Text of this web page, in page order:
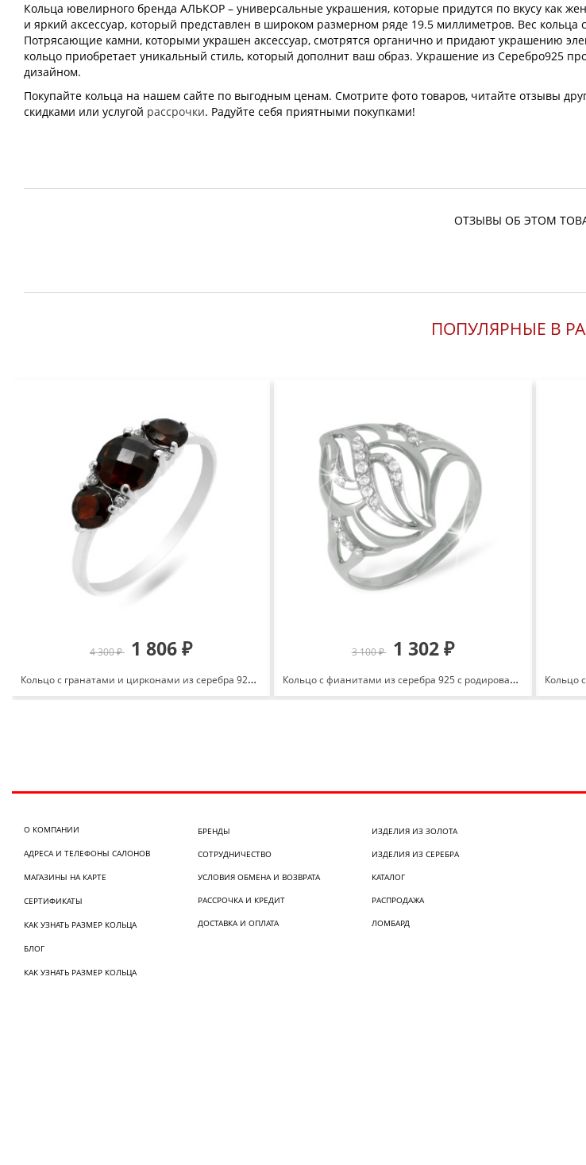
Кольца ювелирного бренда АЛЬКОР – универсальные украшения, которые придутся по вкусу как
и яркий аксессуар, который представлен в широком размерном ряде 19.5 миллиметров. Вес кольца
Потрясающие камни, которыми украшен аксессуар, смотрятся органично и придают украшению
кольцо приобретает уникальный стиль, который дополнит ваш образ. Украшение из Серебро925
дизайном.
Покупайте кольца на нашем сайте по выгодным ценам. Смотрите фото товаров, читайте отзывы
скидками или услугой рассрочки. Радуйте себя приятными покупками!
ОТЗЫВЫ ОБ ЭТОМ
ПОПУЛЯРНЫЕ В
4 300 ₽ 1 806 ₽
Кольцо с гранатами и цирконами из серебра 925 с родированием 649651
3 100 ₽ 1 302 ₽
Кольцо с фианитами из серебра 925 с родированием 1010010104-1
О КОМПАНИИ
АДРЕСА И ТЕЛЕФОНЫ САЛОНОВ
МАГАЗИНЫ НА КАРТЕ
СЕРТИФИКАТЫ
КАК УЗНАТЬ РАЗМЕР КОЛЬЦА
БЛОГ
КАК УЗНАТЬ РАЗМЕР КОЛЬЦА
БРЕНДЫ
СОТРУДНИЧЕСТВО
УСЛОВИЯ ОБМЕНА И ВОЗВРАТА
РАССРОЧКА И КРЕДИТ
ДОСТАВКА И ОПЛАТА
ИЗДЕЛИЯ ИЗ ЗОЛОТА
ИЗДЕЛИЯ ИЗ СЕРЕБРА
КАТАЛОГ
РАСПРОДАЖА
ЛОМБАРД